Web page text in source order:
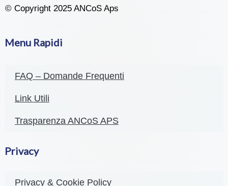
© Copyright 2025 ANCoS Aps
Menu Rapidi
FAQ – Domande Frequenti
Link Utili
Trasparenza ANCoS APS
Privacy
Privacy & Cookie Policy